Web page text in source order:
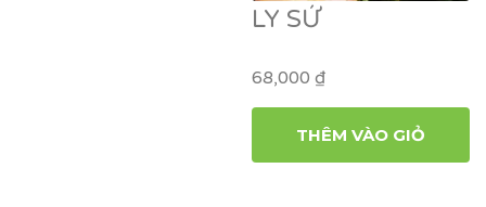
LY SỨ
68,000₫
THÊM VÀO GIỎ